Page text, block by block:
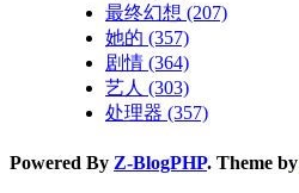
最终幻想 (207)
她的 (357)
剧情 (364)
艺人 (303)
处理器 (357)
Powered By Z-BlogPHP. Theme by